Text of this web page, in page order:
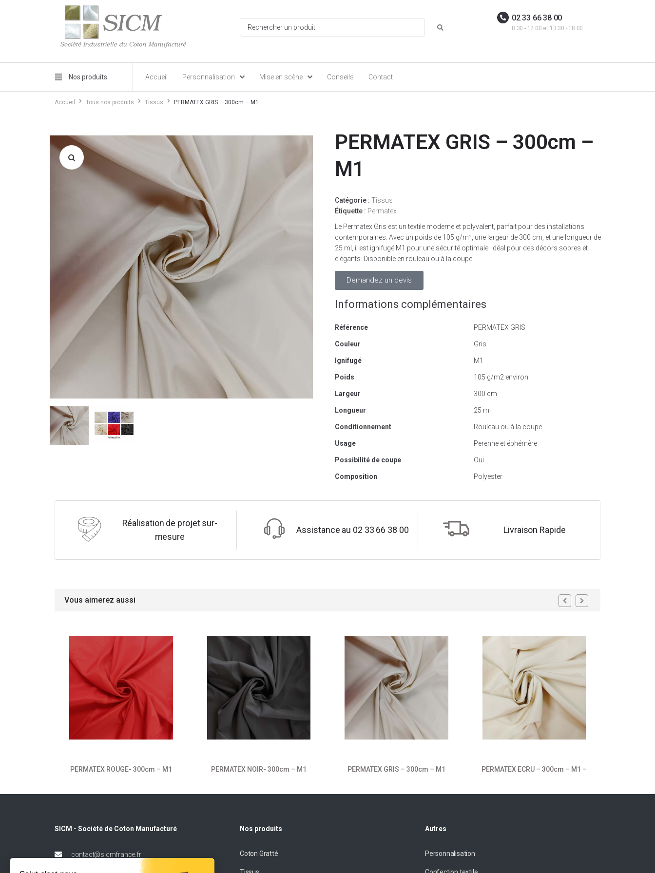
02 33 66 38 00
8:30 - 12:00 et 13:30 - 18:00
Nos produits Accueil Personnalisation Mise en scène Conseils Contact
Accueil Tous nos produits Tissus PERMATEX GRIS – 300cm – M1
PERMATEX GRIS – 300cm –
M1
Catégorie : Tissus
Étiquette : Permatex
Le Permatex Gris est un textile moderne et polyvalent, parfait pour des installations
contemporaines. Avec un poids de 105 g/m², une largeur de 300 cm, et une longueur de
25 ml, il est ignifugé M1 pour une sécurité optimale. Idéal pour des décors sobres et
élégants. Disponible en rouleau ou à la coupe.
Demandez un devis
Informations complémentaires
Référence PERMATEX GRIS
Couleur Gris
Ignifugé M1
Poids 105 g/m2 environ
Largeur 300 cm
Longueur 25 ml
Conditionnement Rouleau ou à la coupe
Usage Perenne et éphémère
Possibilité de coupe Oui
Composition Polyester
Réalisation de projet sur-
mesure
Assistance au 02 33 66 38 00 Livraison Rapide
Vous aimerez aussi
PERMATEX ROUGE- 300cm – M1 PERMATEX NOIR- 300cm – M1 PERMATEX GRIS – 300cm – M1 PERMATEX ECRU – 300cm – M1 –
SICM - Société de Coton Manufacturé
contact@sicmfrance.fr
Nos produits
Coton Gratté
Autres
Personnalisation